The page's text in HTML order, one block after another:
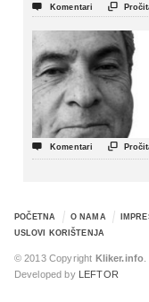
 Komentari 
 Komentari 
POČETNA O NAMA
USLOVI KORIŠTENJA
© 2013 Copyright Kliker.info
Developed by
LEFTOR